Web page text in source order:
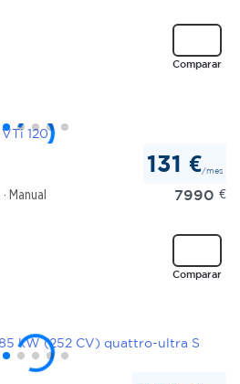
Comparar
Manual
131 €/mes
7990 €
Comparar